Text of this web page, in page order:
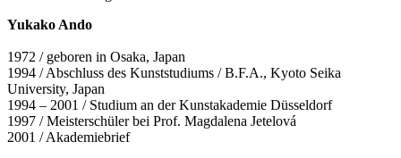
Yukako Ando
1972 / geboren in Osaka, Japan
1994 / Abschluss des Kunststudiums / B.F.A., Kyoto Seika
University, Japan
1994 – 2001 / Studium an der Kunstakademie Düsseldorf
1997 / Meisterschüler bei Prof. Magdalena Jetelová
2001 / Akademiebrief